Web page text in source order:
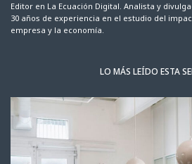
Editor en La Ecuación Digital. Analista y
30 años de experiencia en el estudio del
empresa y la economía.
LO MÁS LEÍDO ESTA